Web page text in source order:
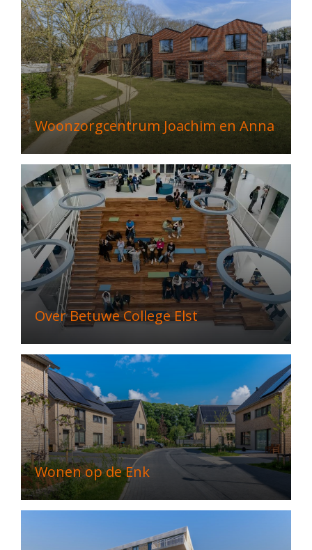
Woonzorgcentrum Joachim en Anna
Over Betuwe College Elst
Wonen op de Enk